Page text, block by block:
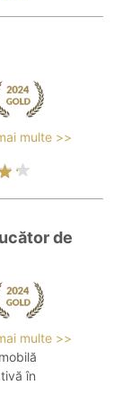
multe >>
de
multe >>
în